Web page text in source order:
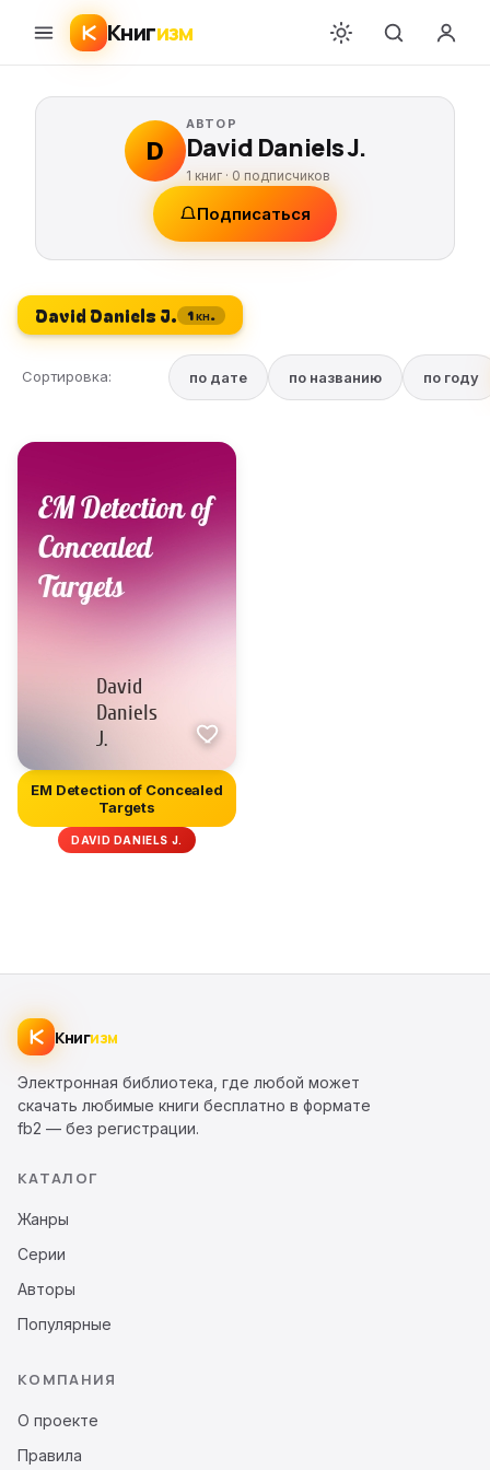
Книгизм
D
АВТОР
David Daniels J.
1 книг · 0 подписчиков
Подписаться
David Daniels J. 1 кн.
Сортировка: по дате по названию по году
EM Detection of Concealed
Targets
DAVID DANIELS J.
Книгизм
Электронная библиотека, где любой может
скачать любимые книги бесплатно в формате
fb2 — без регистрации.
КАТАЛОГ
Жанры
Серии
Авторы
Популярные
КОМПАНИЯ
О проекте
Правила